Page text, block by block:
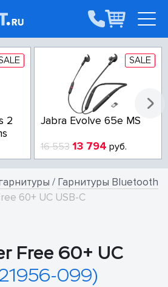
2
SALE
Jabra Evolve 65e MS
16 553 13 794 руб.
/ Гарнитуры Bluetooth
60+ UC USB-C
Free 60+ UC
099)